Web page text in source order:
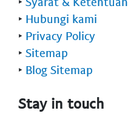
‣ Hubungi kami
‣ Privacy Policy
‣ Sitemap
‣ Blog Sitemap
Stay in touch